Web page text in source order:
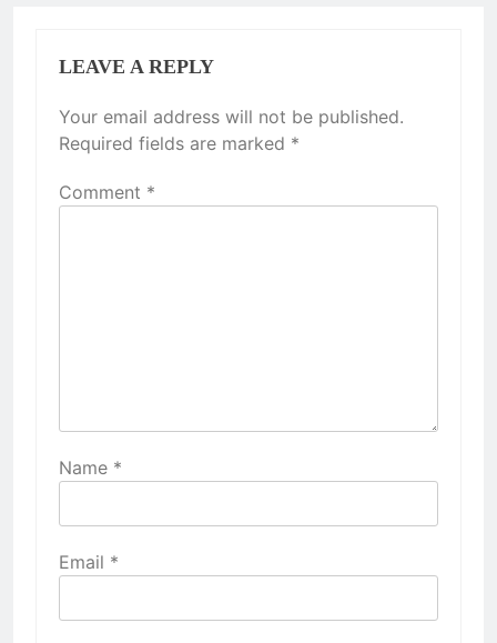
LEAVE A REPLY
Your email address will not be published.
Required fields are marked *
Comment *
Name *
Email *